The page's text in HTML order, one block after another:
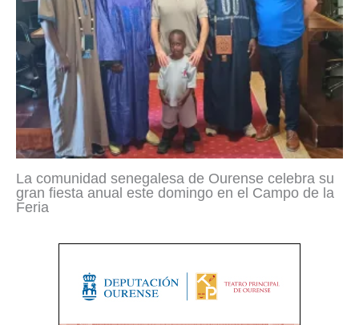
La comunidad senegalesa de Ourense celebra su
gran fiesta anual este domingo en el Campo de la
Feria